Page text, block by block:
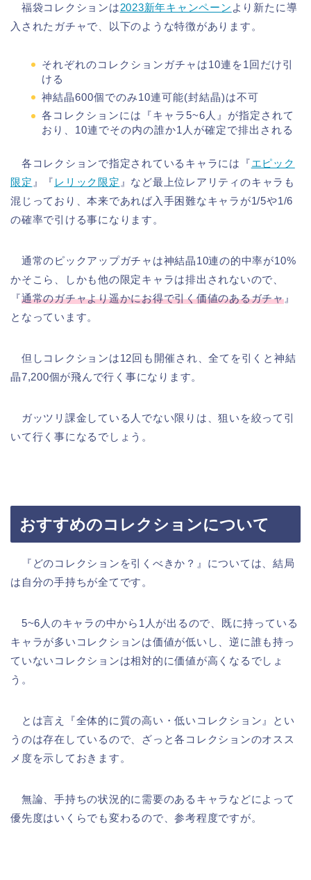
福袋コレクションは2023新年キャンペーン より新たに導
入されたガチャで、以下のような特徴があります。
それぞれのコレクションガチャは10連を1回だけ引
ける
神結晶600個でのみ10連可能(封結晶)は不可
各コレクションには『キャラ5~6人』が指定されて
おり、10連でその内の誰か1人が確定で排出される
各コレクションで指定されているキャラには『エピック
限定 』『 レリック限定 』など最上位レアリティのキャラも
混じっており、本来であれば入手困難なキャラが1/5や1/6
の確率で引ける事になります。
通常のピックアップガチャは神結晶10連の的中率が10%
かそこら、しかも他の限定キャラは排出されないので、
『通常のガチャより遥かにお得で引く価値のあるガチャ 』
となっています。
但しコレクションは12回も開催され、全てを引くと神結
晶7,200個が飛んで行く事になります。
ガッツリ課金している人でない限りは、狙いを絞って引
いて行く事になるでしょう。
おすすめのコレクションについて
『どのコレクションを引くべきか？』については、結局
は自分の手持ちが全てです。
5~6人のキャラの中から1人が出るので、既に持っている
キャラが多いコレクションは価値が低いし、逆に誰も持っ
ていないコレクションは相対的に価値が高くなるでしょ
う。
とは言え『全体的に質の高い・低いコレクション』とい
うのは存在しているので、ざっと各コレクションのオスス
メ度を示しておきます。
無論、手持ちの状況的に需要のあるキャラなどによって
優先度はいくらでも変わるので、参考程度ですが。